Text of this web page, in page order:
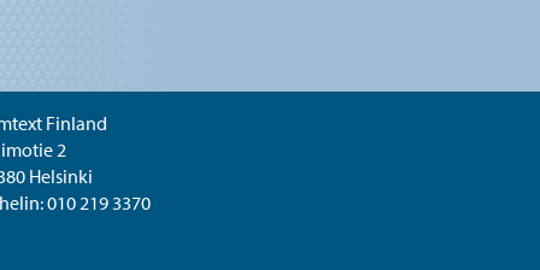
Finland
2
Helsinki
010 219 3370